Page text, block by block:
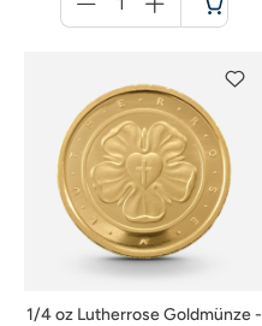
für
Warenkorb
1/4 oz Lutherrose Goldmünze -